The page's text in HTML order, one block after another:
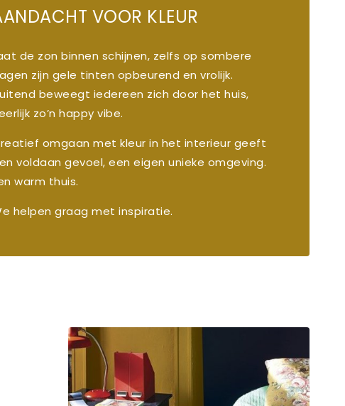
VOOR KLEUR
de zon binnen schijnen, zelfs op sombere
zijn gele tinten opbeurend en vrolijk.
beweegt iedereen zich door het huis,
zo’n happy vibe.
omgaan met kleur in het interieur geeft
voldaan gevoel, een eigen unieke omgeving.
warm thuis.
helpen graag met inspiratie.